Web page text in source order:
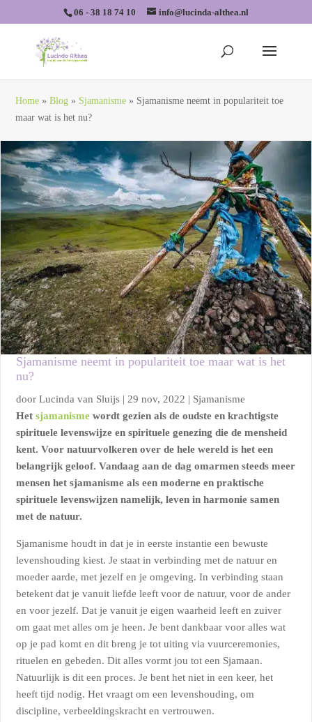
06 - 38 18 74 10 info@lucinda-althea.nl
Home »Blog » Sjamanisme » Sjamanisme neemt in populariteit toe
maar wat is het nu?
Sjamanisme neemt in populariteit toe maar wat is het
nu?
doorLucinda van Sluijs | 29 nov, 2022 | Sjamanisme
Hetsjamanisme wordt gezien als de oudste en krachtigste
spirituele levenswijze en spirituele genezing die de mensheid
kent. Voor natuurvolkeren over de hele wereld is het een
belangrijk geloof. Vandaag aan de dag omarmen steeds meer
mensen het sjamanisme als een moderne en praktische
spirituele levenswijzen namelijk, leven in harmonie samen
met de natuur.
Sjamanisme houdt in dat je in eerste instantie een bewuste
levenshouding kiest. Je staat in verbinding met de natuur en
moeder aarde, met jezelf en je omgeving. In verbinding staan
betekent dat je vanuit liefde leeft voor de natuur, voor de ander
en voor jezelf. Dat je vanuit je eigen waarheid leeft en zuiver
om gaat met alles om je heen. Je bent dankbaar voor alles wat
op je pad komt en dit breng je tot uiting via vuurceremonies,
rituelen en gebeden. Dit alles vormt jou tot een Sjamaan.
Natuurlijk is dit een proces. Je bent het niet in een keer, het
heeft tijd nodig. Het vraagt om een levenshouding, om
discipline, verbeeldingskracht en vertrouwen.